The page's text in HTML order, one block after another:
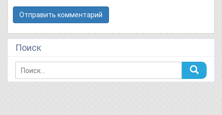
Поиск